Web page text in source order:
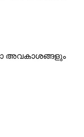
അവകാശങ്ങളും